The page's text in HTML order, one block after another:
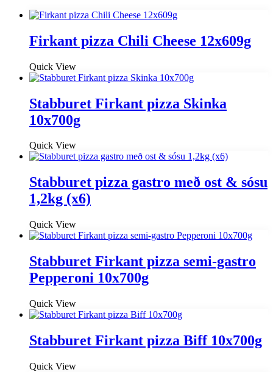
Firkant pizza Chili Cheese 12x609g
Quick View
Stabburet Firkant pizza Skinka
10x700g
Quick View
Stabburet pizza gastro með ost & sósu
1,2kg (x6)
Quick View
Stabburet Firkant pizza semi-gastro
Pepperoni 10x700g
Quick View
Stabburet Firkant pizza Biff 10x700g
Quick View